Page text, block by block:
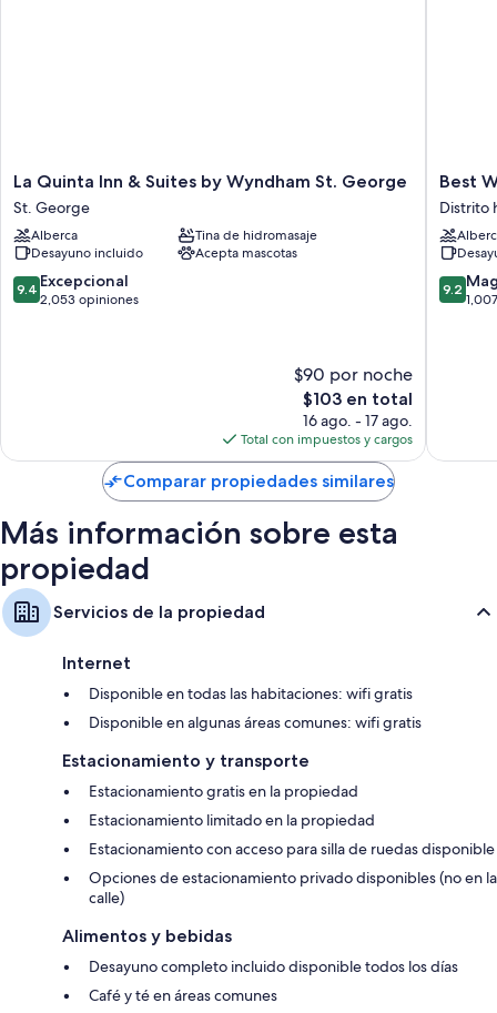
La
Quinta
Inn
&
Suites
by
Wyndham
La Quinta Inn & Suites by Wyndham St. George
St. George
Alberca
Tina de hidromasaje
Desayuno incluido
Acepta mascotas
9.4
de
9.4 Excepcional
2,053 opiniones
$90 por noche
El
precio
actual
es
de
$103
$103 en total
16 ago. - 17 ago.
Total con impuestos y cargos
Best
Western
Coral
Hills
Distrito
histórico
de
Best
Distrito
9.2
de
9.2
Comparar propiedades similares
Más información sobre esta
propiedad
Servicios de la propiedad
Internet
Disponible en todas las habitaciones: wifi gratis
Disponible en algunas áreas comunes: wifi gratis
Estacionamiento y transporte
Estacionamiento gratis en la propiedad
Estacionamiento limitado en la propiedad
Estacionamiento con acceso para silla de ruedas disponible
Opciones de estacionamiento privado disponibles (no en la
calle)
Alimentos y bebidas
Desayuno completo incluido disponible todos los días
Café y té en áreas comunes